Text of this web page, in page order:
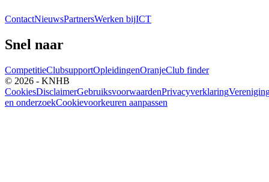
ContactNieuwsPartnersWerken bijICT
Snel naar
CompetitieClubsupportOpleidingenOranjeClub finder
© 2026 - KNHB
CookiesDisclaimerGebruiksvoorwaardenPrivacyverklaring
en onderzoekCookievoorkeuren aanpassen